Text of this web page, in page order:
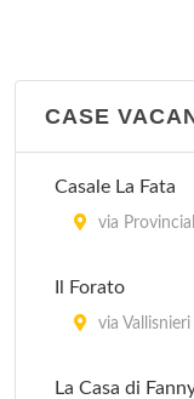
CASE
Casale La Fata
via
Il Forato
via
La Casa di